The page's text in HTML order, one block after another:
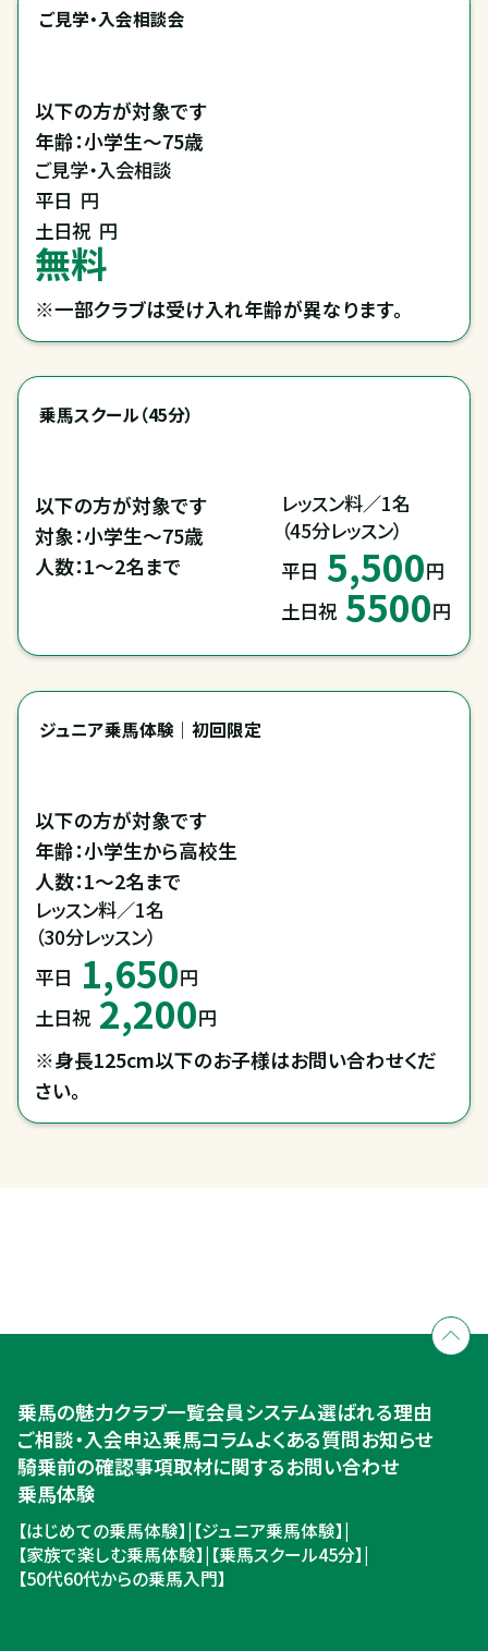
ご見学・入会相談会
以下の方が対象です
年齢：小学生～75歳
ご見学・入会相談
平日 円
土日祝 円
無料
※一部クラブは受け入れ年齢が異なります。
乗馬スクール（45分）
以下の方が対象です
対象：小学生～75歳
人数：1～2名まで
レッスン料／1名
（45分レッスン）
平日 5,500円
土日祝 5500円
ジュニア乗馬体験｜初回限定
以下の方が対象です
年齢：小学生から高校生
人数：1～2名まで
レッスン料／1名
（30分レッスン）
平日 1,650円
土日祝 2,200円
※身長125cm以下のお子様はお問い合わせくだ
さい。
入会のご相談・申込
ご相談・入会申込
乗馬の魅力クラブ一覧会員システム選ばれる理由
ご相談・入会申込乗馬コラムよくある質問お知らせ
騎乗前の確認事項取材に関するお問い合わせ
乗馬体験
【はじめての乗馬体験】| 【ジュニア乗馬体験】|
【家族で楽しむ乗馬体験】| 【乗馬スクール45分】|
【50代60代からの乗馬入門】